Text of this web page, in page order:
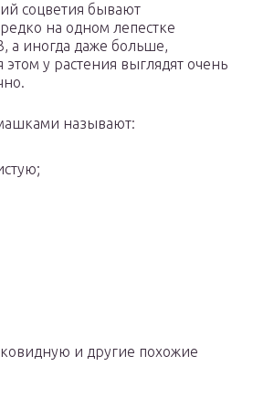
соцветия бывают
на одном лепестке
а иногда даже больше,
этом у растения выглядят очень
называют:
и другие похожие